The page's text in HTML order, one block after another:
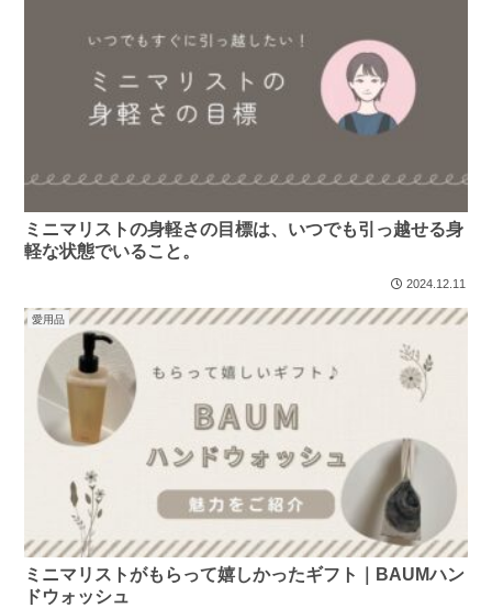
ミニマリストの身軽さの目標は、いつでも引っ越せる身
軽な状態でいること。
2024.12.11
愛用品
ミニマリストがもらって嬉しかったギフト｜BAUMハン
ドウォッシュ